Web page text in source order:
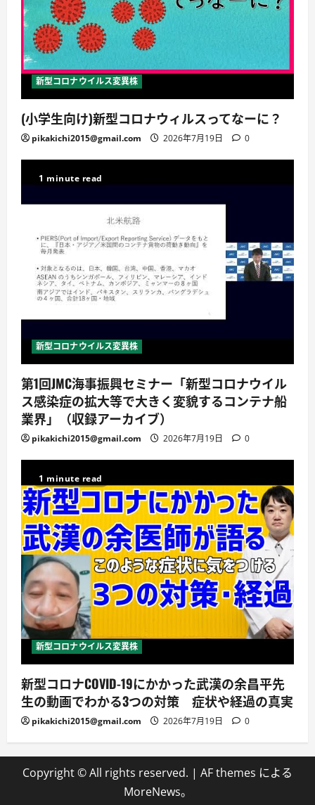
新型コロナウイルス変異株
(小学生向け)新型コロナウィルスってなーに？
pikakichi2015@gmail.com 2026年7月19日 0
1 minute read
新型コロナウイルス変異株
第1回JMC海事振興セミナー「新型コロナウイル
ス感染症の拡大等で大きく変貌するコンテナ船
業界」（収録アーカイブ）
pikakichi2015@gmail.com 2026年7月19日 0
1 minute read
新型コロナウイルス変異株
新型コロナCOVID-19にかかった武漢の余昌平先
生の動画でわかる3つの対策 症状や経過の真実
pikakichi2015@gmail.com 2026年7月19日 0
Copyright © All rights reserved. | AF themes による
MoreNews。